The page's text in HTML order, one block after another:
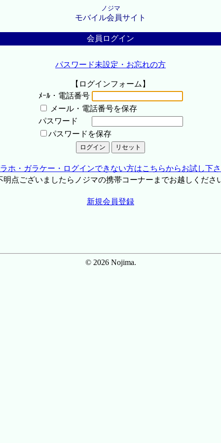
ノジマ
モバイル会員サイト
会員ログイン
パスワード未設定・お忘れの方
【ログインフォーム】
ﾒｰﾙ・電話番号
メール・電話番号を保存
パスワード
パスワードを保存
ホ・ガラケー・ログインできない方はこちらからお試し下
点ございましたらノジマの携帯コーナーまでお越しくださ
新規会員登録
© 2026 Nojima.